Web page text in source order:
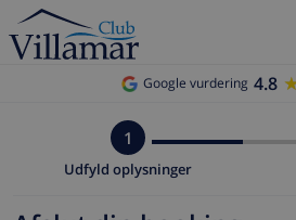
Google vurdering 4.8
1
Udfyld oplysninger